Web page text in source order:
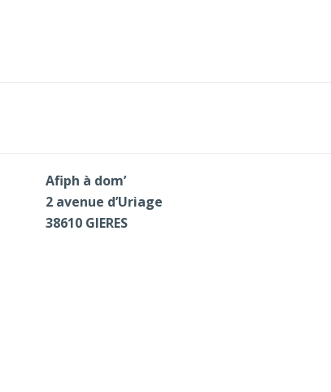
Afiph à dom’
2 avenue d’Uriage
38610 GIERES